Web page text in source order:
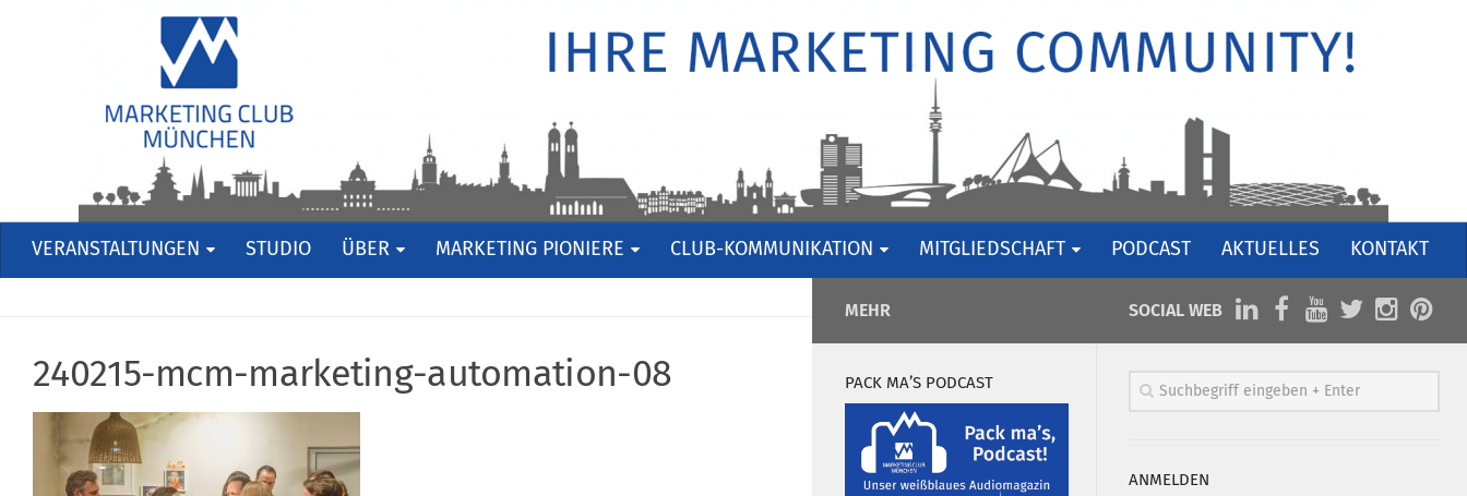
VERANSTALTUNGEN STUDIO ÜBER MARKETING PIONIERE CLUB-KOMMUNIKATION MITGLIEDSCHAFT PODCAST AKTUELLES KONTAKT
240215-mcm-marketing-automation-08
SOCIAL WEB
ANMELDEN
MEHR
PACK MA’S PODCAST